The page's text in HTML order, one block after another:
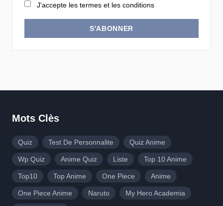
J'accepte les termes et les conditions
S'ABONNER
Mots Clès
Quiz Test De Personnalite Quiz Anime
Wp Quiz Anime Quiz Liste Top 10 Anime
Top10 Top Anime One Piece Anime
One Piece Anime Naruto My Hero Academia